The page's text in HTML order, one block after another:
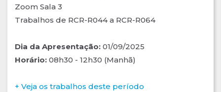
Zoom Sala 3
Trabalhos de RCR-R044 a RCR-R064
Dia da Apresentação: 01/09/2025
Horário: 08h30 - 12h30 (Manhã)
+ Veja os trabalhos deste período